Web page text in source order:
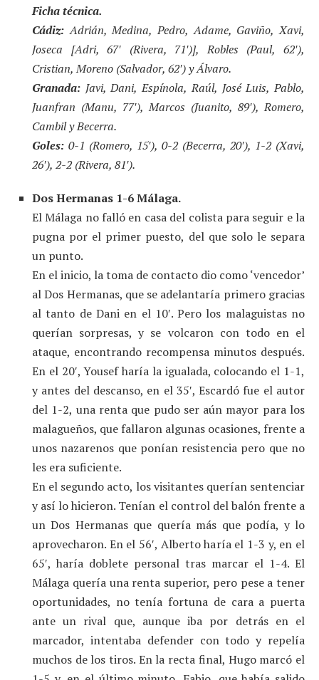
Ficha técnica.
Cádiz: Adrián, Medina, Pedro, Adame, Gaviño, Xavi,
Joseca [Adri, 67′ (Rivera, 71′)], Robles (Paul, 62′),
Cristian, Moreno (Salvador, 62′) y Álvaro.
Granada: Javi, Dani, Espínola, Raúl, José Luis, Pablo,
Juanfran (Manu, 77′), Marcos (Juanito, 89′), Romero,
Cambil y Becerra.
Goles: 0-1 (Romero, 15′), 0-2 (Becerra, 20′), 1-2 (Xavi,
26′), 2-2 (Rivera, 81′).
Dos Hermanas 1-6 Málaga.
El Málaga no falló en casa del colista para seguir e la
pugna por el primer puesto, del que solo le separa
un punto.
En el inicio, la toma de contacto dio como ‘vencedor’
al Dos Hermanas, que se adelantaría primero gracias
al tanto de Dani en el 10′. Pero los malaguistas no
querían sorpresas, y se volcaron con todo en el
ataque, encontrando recompensa minutos después.
En el 20′, Yousef haría la igualada, colocando el 1-1,
y antes del descanso, en el 35′, Escardó fue el autor
del 1-2, una renta que pudo ser aún mayor para los
malagueños, que fallaron algunas ocasiones, frente a
unos nazarenos que ponían resistencia pero que no
les era suficiente.
En el segundo acto, los visitantes querían sentenciar
y así lo hicieron. Tenían el control del balón frente a
un Dos Hermanas que quería más que podía, y lo
aprovecharon. En el 56′, Alberto haría el 1-3 y, en el
65′, haría doblete personal tras marcar el 1-4. El
Málaga quería una renta superior, pero pese a tener
oportunidades, no tenía fortuna de cara a puerta
ante un rival que, aunque iba por detrás en el
marcador, intentaba defender con todo y repelía
muchos de los tiros. En la recta final, Hugo marcó el